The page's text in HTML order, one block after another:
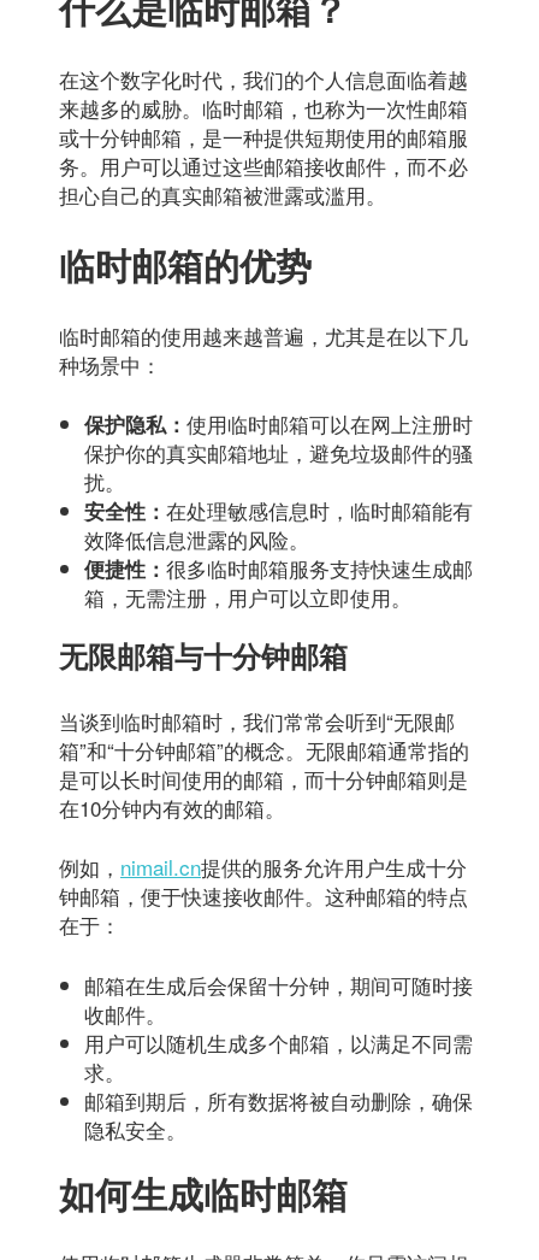
在这个数字化时代，我们的个人信息面临着越
来越多的威胁。临时邮箱，也称为一次性邮箱
或十分钟邮箱，是一种提供短期使用的邮箱服
务。用户可以通过这些邮箱接收邮件，而不必
担心自己的真实邮箱被泄露或滥用。
临时邮箱的优势
临时邮箱的使用越来越普遍，尤其是在以下几
种场景中：
保护隐私：使用临时邮箱可以在网上注册时
保护你的真实邮箱地址，避免垃圾邮件的骚
扰。
安全性：在处理敏感信息时，临时邮箱能有
效降低信息泄露的风险。
便捷性：很多临时邮箱服务支持快速生成邮
箱，无需注册，用户可以立即使用。
无限邮箱与十分钟邮箱
当谈到临时邮箱时，我们常常会听到“无限邮
箱”和“十分钟邮箱”的概念。无限邮箱通常指的
是可以长时间使用的邮箱，而十分钟邮箱则是
在10分钟内有效的邮箱。
例如， nimail.cn提供的服务允许用户生成十分
钟邮箱，便于快速接收邮件。这种邮箱的特点
在于：
邮箱在生成后会保留十分钟，期间可随时接
收邮件。
用户可以随机生成多个邮箱，以满足不同需
求。
邮箱到期后，所有数据将被自动删除，确保
隐私安全。
如何生成临时邮箱